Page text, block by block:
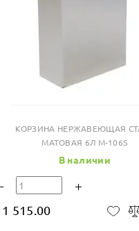
Купить в один клик
КОРЗИНА НЕРЖАВЕЮЩАЯ
МАТОВАЯ 6Л M-106S
В наличии
1 515.00 В